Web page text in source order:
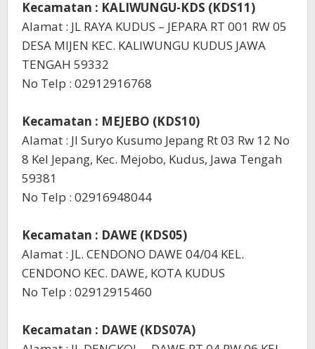
Kecamatan : KALIWUNGU-KDS (KDS11)
Alamat : JL RAYA KUDUS – JEPARA RT 001 RW 05
DESA MIJEN KEC. KALIWUNGU KUDUS JAWA
TENGAH 59332
No Telp : 02912916768
Kecamatan : MEJEBO (KDS10)
Alamat : Jl Suryo Kusumo Jepang Rt 03 Rw 12 No
8 Kel Jepang, Kec. Mejobo, Kudus, Jawa Tengah
59381
No Telp : 02916948044
Kecamatan : DAWE (KDS05)
Alamat : JL. CENDONO DAWE 04/04 KEL.
CENDONO KEC. DAWE, KOTA KUDUS
No Telp : 02912915460
Kecamatan : DAWE (KDS07A)